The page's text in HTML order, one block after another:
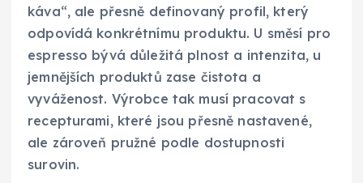
káva“, ale přesně definovaný profil, který
odpovídá konkrétnímu produktu. U směsí pro
espresso bývá důležitá plnost a intenzita, u
jemnějších produktů zase čistota a
vyváženost. Výrobce tak musí pracovat s
recepturami, které jsou přesně nastavené,
ale zároveň pružné podle dostupnosti
surovin.